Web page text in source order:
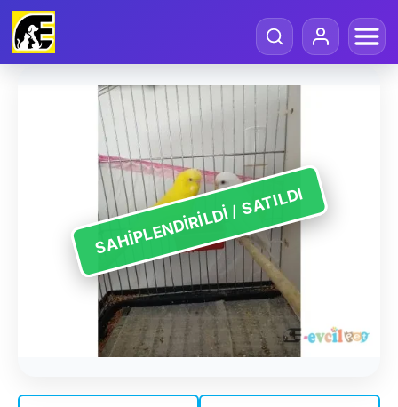
SAHIPLENDIRILDI / SATILDI